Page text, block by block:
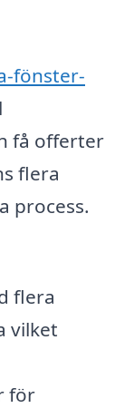
fönster-
få offerter
flera
process.
flera
vilket
för